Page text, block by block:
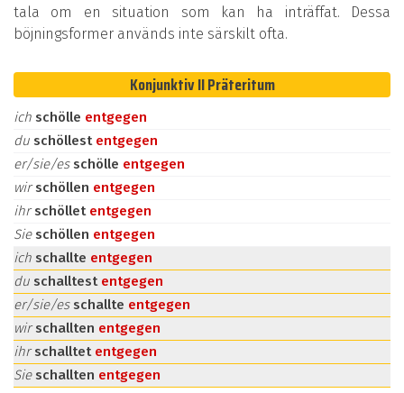
tala om en situation som kan ha inträffat. Dessa
böjningsformer används inte särskilt ofta.
Konjunktiv II Präteritum
ich schölle entgegen
du schöllest entgegen
er/sie/es schölle entgegen
wirschöllen entgegen
ihrschöllet entgegen
Sie schöllen entgegen
ich schallte entgegen
du schalltest entgegen
er/sie/es schallte entgegen
wirschallten entgegen
ihrschalltet entgegen
Sie schallten entgegen